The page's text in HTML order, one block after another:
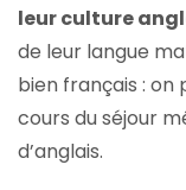
leur culture
de leur langue
bien français : on
cours du séjour
d’anglais.